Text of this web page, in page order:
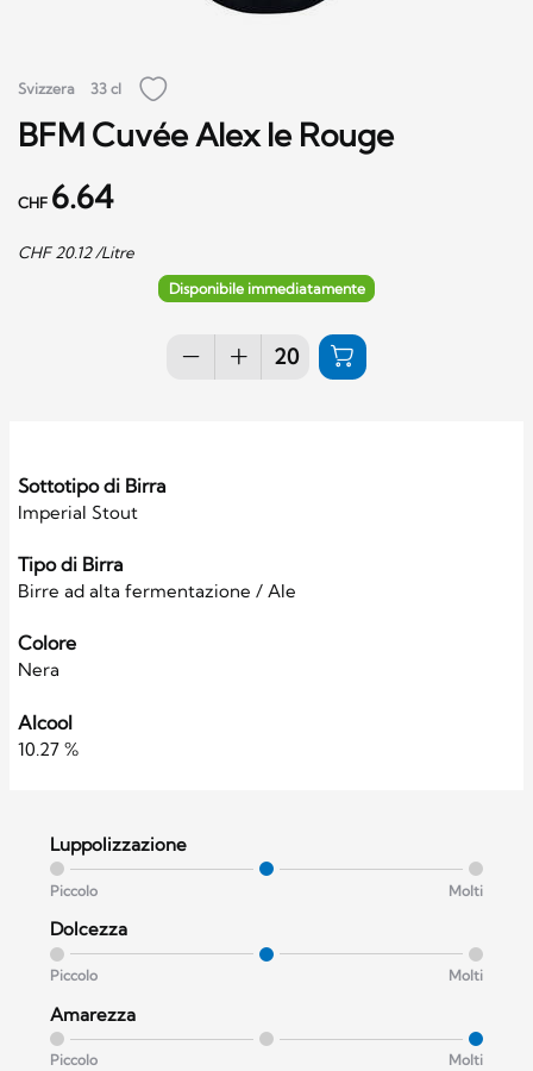
Svizzera 33 cl
BFM Cuvée Alex le Rouge
CHF 6.64
CHF 20.12/Litre
Disponibile immediatamente
Sottotipo di Birra
Imperial Stout
Tipo di Birra
Birre ad alta fermentazione / Ale
Colore
Nera
Alcool
10.27 %
Luppolizzazione
Piccolo Molti
Dolcezza
Piccolo Molti
Amarezza
Piccolo Molti